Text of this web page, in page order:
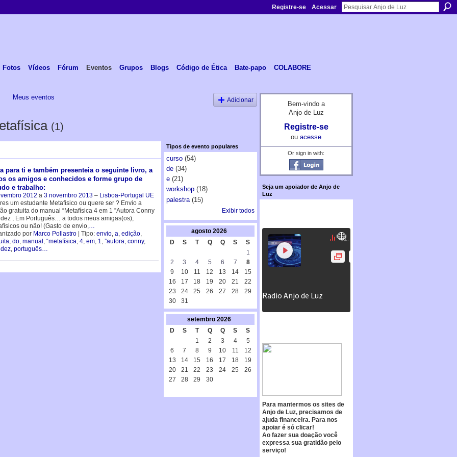
Registre-se Acessar
Fotos Vídeos Fórum Eventos Grupos Blogs Código de Ética Bate-papo
COLABORE
Meus eventos Adicionar
(1)
para ti e também presenteia o seguinte livro, a
os amigos e conhecidos e forme grupo de
e trabalho:
2012 a 3 novembro 2013– Lisboa-Portugal UE
um estudante Metafisico ou quere ser ? Envio a
gratuita do manual “Metafísica 4 em 1 ”Autora Conny
, Em Português… a todos meus amigas(os),
ou não! (Gasto de envio,
por Marco Pollastro| Tipo: envio, a edição,
do, manual “metafísica 4, em, 1 ”autora conny,
, português…
Tipos de evento populares
curso(54)
de(34)
e(21)
workshop(18)
palestra(15)
Exibir todos
agosto 2026
D
S T Q Q S
S
1
2
3 4 5 6 7
8
9
10 11 12 13 14
15
16
17 18 19 20 21
22
23
24 25 26 27 28
29
30
31
setembro 2026
D
S T Q Q S
S
1
2 3 4
5
6
7 8 9 10 11
12
13
14 15 16 17 18
19
20
21 22 23 24 25
26
27
28 29 30
Bem-vindo a
Anjo de Luz
Registre-se
ou acesse
Or sign in with:
Seja um apoiador de Anjo de
Luz
Para mantermos os sites de
Anjo de Luz, precisamos de
ajuda financeira. Para nos
apoiar é só clicar!
Ao fazer sua doação você
expressa sua gratidão pelo
serviço!